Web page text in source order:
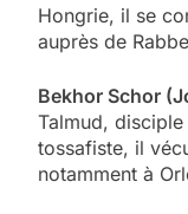
Hongrie, il se
auprès de
Bekhor Schor
Talmud,
tossafiste, il
notamment à